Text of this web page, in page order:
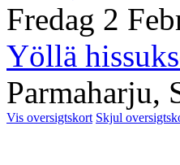
Fredag 2
Yöllä
Parmaharju,
Vis oversigtskort Skjul